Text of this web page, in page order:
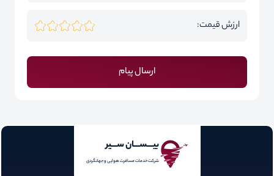
ارزش قیمت:
ارسال پیام
بیـــســـان ســـیر
شرکت خدمات مسافرت هوایی و جهانگردی